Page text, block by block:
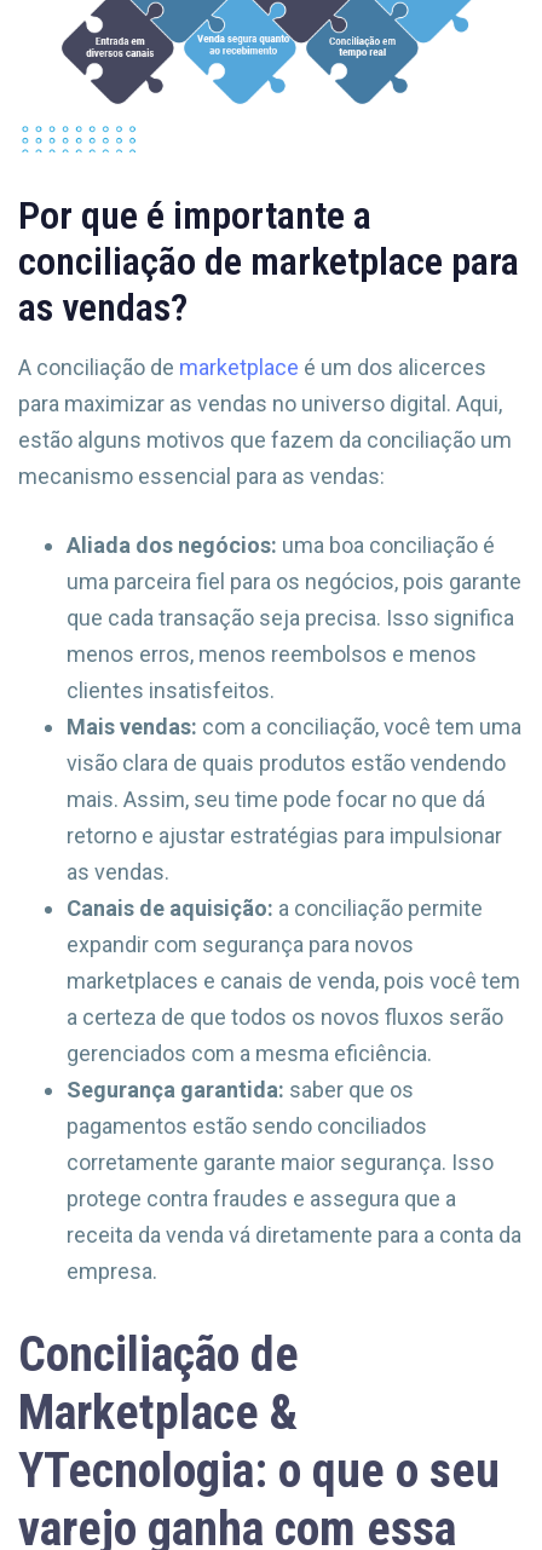
Por que é importante a
conciliação de marketplace para
as vendas?
A conciliação de marketplace é um dos alicerces
para maximizar as vendas no universo digital. Aqui,
estão alguns motivos que fazem da conciliação um
mecanismo essencial para as vendas:
Aliada dos negócios: uma boa conciliação é
uma parceira fiel para os negócios, pois garante
que cada transação seja precisa. Isso significa
menos erros, menos reembolsos e menos
clientes insatisfeitos.
Mais vendas: com a conciliação, você tem uma
visão clara de quais produtos estão vendendo
mais. Assim, seu time pode focar no que dá
retorno e ajustar estratégias para impulsionar
as vendas.
Canais de aquisição: a conciliação permite
expandir com segurança para novos
marketplaces e canais de venda, pois você tem
a certeza de que todos os novos fluxos serão
gerenciados com a mesma eficiência.
Segurança garantida: saber que os
pagamentos estão sendo conciliados
corretamente garante maior segurança. Isso
protege contra fraudes e assegura que a
receita da venda vá diretamente para a conta da
empresa.
Conciliação de
Marketplace &
YTecnologia: o que o seu
varejo ganha com essa